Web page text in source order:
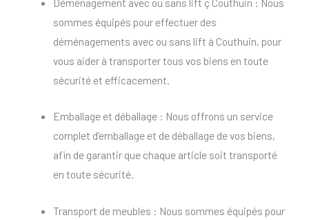
sommes équipés pour effectuer des
déménagements avec ou sans lift à Couthuin, pour
vous aider à transporter tous vos biens en toute
sécurité et efficacement.
Emballage et déballage : Nous offrons un service
complet d’emballage et de déballage de vos biens,
afin de garantir que chaque article soit transporté
en toute sécurité.
Transport de meubles : Nous sommes équipés pour